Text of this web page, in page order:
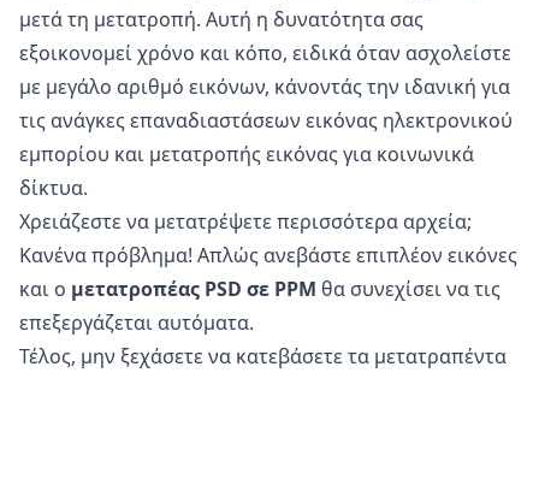
μετά τη μετατροπή. Αυτή η δυνατότητα σας
εξοικονομεί χρόνο και κόπο, ειδικά όταν ασχολείστε
με μεγάλο αριθμό εικόνων, κάνοντάς την ιδανική για
τις ανάγκες επαναδιαστάσεων εικόνας ηλεκτρονικού
εμπορίου και μετατροπής εικόνας για κοινωνικά
δίκτυα.
Χρειάζεστε να μετατρέψετε περισσότερα αρχεία;
Κανένα πρόβλημα! Απλώς ανεβάστε επιπλέον εικόνες
και ο μετατροπέας PSD σε PPM θα συνεχίσει να τις
επεξεργάζεται αυτόματα.
Τέλος, μην ξεχάσετε να κατεβάσετε τα μετατραπέντα